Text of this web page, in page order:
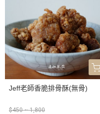
Jeff老師香脆排骨酥(無骨)
$450 ~ 1,800